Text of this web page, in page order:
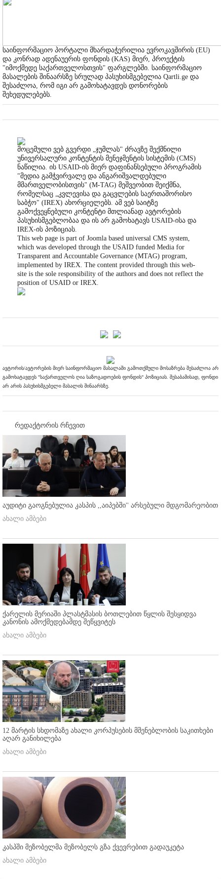
საინფორმაციო პორტალი მხარდაჭერილია ევროკავშირის (EU)
და კონრად ადენაუერის ფონდის (KAS) მიერ, პროექტის
"იმოქმედე საქართველოსთვის" ფარგლებში. საინფორმაციო
მასალების შინაარსზე სრულად პასუხისმგებელია Qartli.ge და
შესაძლოა, რომ იგი არ გამოხატავდეს დონორების
შეხედულებებს.
მოცემული ვებ გვერდი „ჯუმლას" ძრავზე შექმნილი
უნივერსალური კონტენტის მენეჯმენტის სისტემის (CMS)
ნაწილია. ის USAID-ის მიერ დაფინანსებული პროგრამის
"მედია გამჭვირვალე და ანგარიშვალდებული
მმართველობისთვის" (M-TAG) მეშვეობით შეიქმნა,
რომელსაც „კვლევისა და გაცვლების საერთაშორისო
საბჭო" (IREX) ახორციელებს. ამ ვებ საიტზე
გამოქვეყნებული კონტენტი მთლიანად ავტორების
პასუხისმგებლობაა და ის არ გამოხატავს USAID-ისა და
IREX-ის პოზიციას.
This web page is part of Joomla based universal CMS system,
which was developed through the USAID funded Media for
Transparent and Accountable Governance (MTAG) program,
implemented by IREX. The content provided through this web-
site is the sole responsibility of the authors and does not reflect the
position of USAID or IREX.
ავტორის/ავტორების მიერ საინფორმაციო მასალაში გამოთქმული მოსაზრება შესაძლოა არ
გამოხატავდეს "საქართველოს ღია საზოგადოების ფონდის" პოზიციას. შესაბამისად, ფონდი
არ არის პასუხისმგებელი მასალის შინაარსზე.
რედაქტორის რჩევით
აუდიტი გაოგნებულია კასპის ,,აიპებში'' არსებული მდგომარეობით
ახალი ამბები
ქარელის მერიაში პლასტმასის ბოთლებით წყლის შესყიდვა
კანონის ამოქმედებამდე შეწყვიტეს
ახალი ამბები
12 მარტის სხდომაზე ახალი კორპუსების მშენებლობის საკითხები
აღარ განიხილება
ახალი ამბები
კასპში მეზობელმა მეზობელს გზა ქვევრებით გადაუკეტა
ახალი ამბები